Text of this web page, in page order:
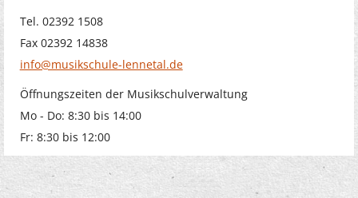
Tel. 02392 1508
Fax 02392 14838
info@musikschule-lennetal.de
Öffnungszeiten der Musikschulverwaltung
Mo - Do: 8:30 bis 14:00
Fr: 8:30 bis 12:00